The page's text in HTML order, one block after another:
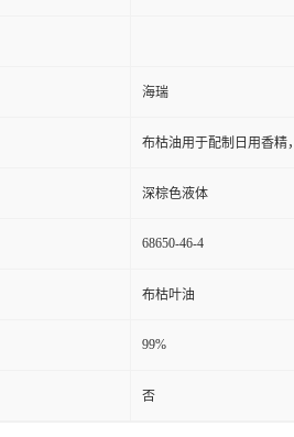
海瑞
布枯油用于配制日用香精
深棕色液体
68650-46-4
布枯叶油
99%
否